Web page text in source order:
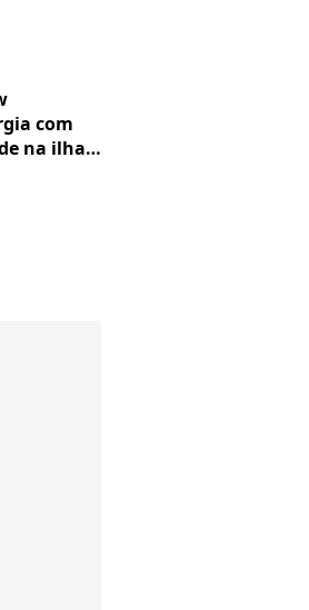
com
na ilha
chefe de